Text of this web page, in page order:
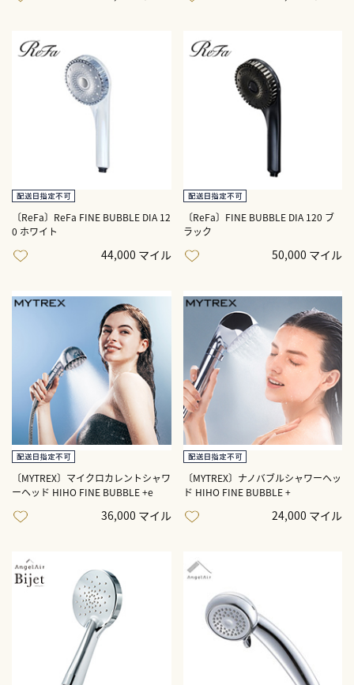
〔ReFa〕ReFa FINE BUBBLE DIA 12
0 ホワイト
44,000 マイル
〔ReFa〕FINE BUBBLE DIA 120 ブ
ラック
50,000 マイル
〔MYTREX〕マイクロカレントシャワ
ーヘッド HIHO FINE BUBBLE +e
36,000 マイル
〔MYTREX〕ナノバブルシャワーヘッ
ド HIHO FINE BUBBLE +
24,000 マイル